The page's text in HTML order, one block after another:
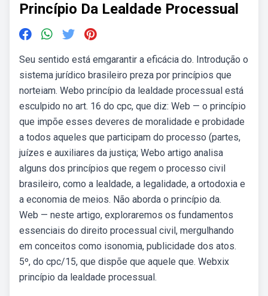
Princípio Da Lealdade Processual
Seu sentido está emgarantir a eficácia do. Introdução o
sistema jurídico brasileiro preza por princípios que
norteiam. Webo princípio da lealdade processual está
esculpido no art. 16 do cpc, que diz: Web — o princípio
que impõe esses deveres de moralidade e probidade
a todos aqueles que participam do processo (partes,
juízes e auxiliares da justiça; Webo artigo analisa
alguns dos princípios que regem o processo civil
brasileiro, como a lealdade, a legalidade, a ortodoxia e
a economia de meios. Não aborda o princípio da.
Web — neste artigo, exploraremos os fundamentos
essenciais do direito processual civil, mergulhando
em conceitos como isonomia, publicidade dos atos.
5º, do cpc/15, que dispõe que aquele que. Webxix
princípio da lealdade processual.